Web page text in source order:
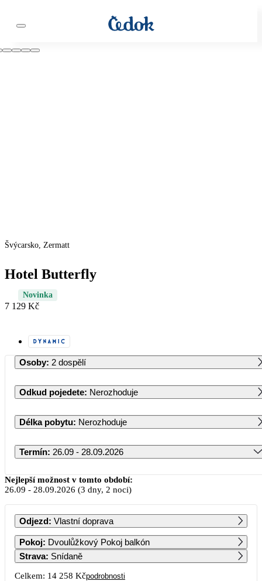
Švýcarsko, Zermatt
Hotel Butterfly
Novinka
7 129 Kč
Osoby: 2 dospělí
Odkud pojedete: Nerozhoduje
Délka pobytu: Nerozhoduje
Termín: 26.09 - 28.09.2026
Září 2026
PO ÚT ST ČT PÁ SO NE
1
7 919
2
7 919
3
7 919
4 5 6
7
7 919
8
7 919
9
7 919
10 11 12 13
Nejlepší možnost v tomto období:
26.09 - 28.09.2026 (3 dny, 2 noci)
Odjezd: Vlastní doprava
Pokoj: Dvoulůžkový Pokoj balkón
Strava: Snídaně
Celkem: 14 258 Kčpodrobnosti